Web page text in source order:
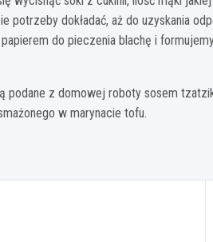
potrzeby dokładać, aż do uzyskania
papierem do pieczenia blachę i
podane z domowej roboty sosem
w marynacie tofu.